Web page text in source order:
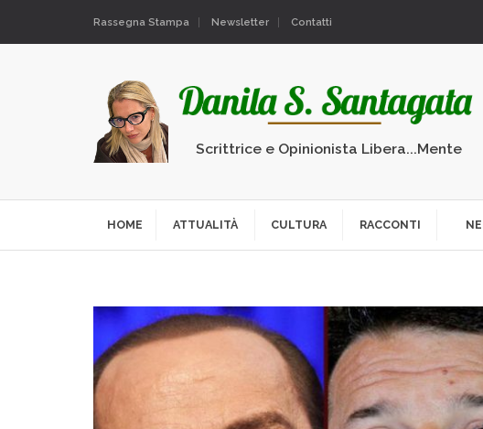
Rassegna Stampa Newsletter Contatti
Scrittrice e Opinionista Libera...Mente
HOME ATTUALITÀ CULTURA RACCONTI